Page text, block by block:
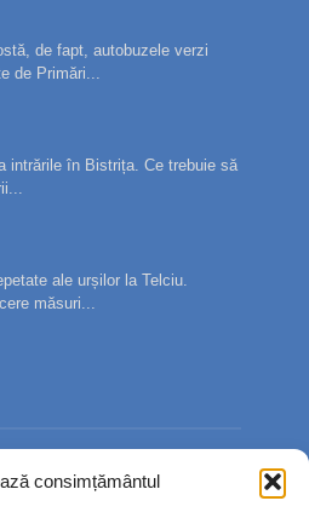
consimțământul
de fapt, autobuzele verzi
de Primări...
intrările în Bistrița. Ce trebuie să
ale urșilor la Telciu.
măsuri...